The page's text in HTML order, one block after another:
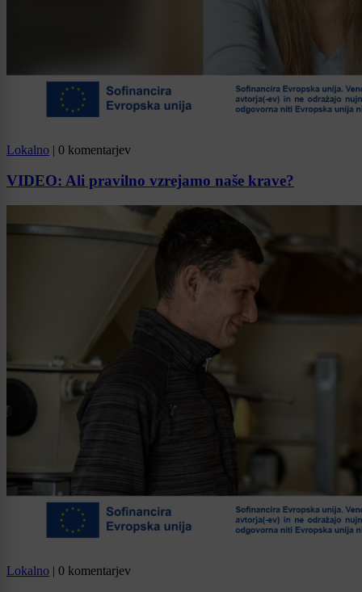
Lokalno | 0 komentarjev
VIDEO: Ali pravilno vzrejamo naše krave?
Lokalno | 0 komentarjev